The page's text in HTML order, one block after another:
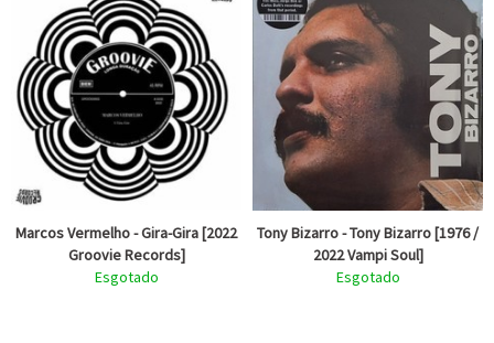
Marcos Vermelho - Gira-Gira [2022
Groovie Records]
Esgotado
Tony Bizarro - Tony Bizarro [1976 /
2022 Vampi Soul]
Esgotado